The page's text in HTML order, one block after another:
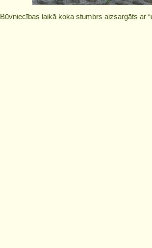
Būvniecības laikā koka stumbrs aizsargāts ar